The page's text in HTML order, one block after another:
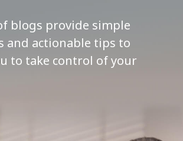
blogs provide simple
and actionable tips to
to take control of your